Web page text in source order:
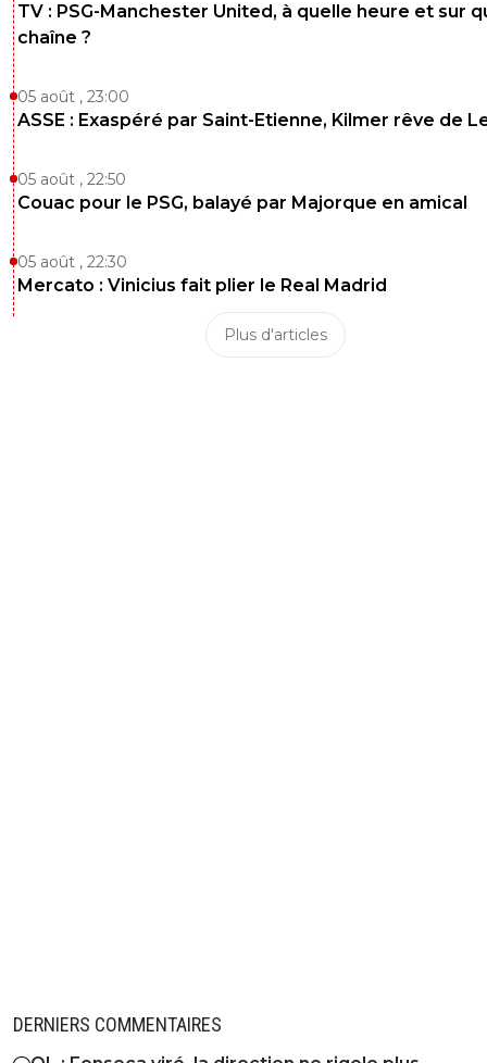
TV : PSG-Manchester United, à quelle heure et sur
chaîne ?
05 août , 23:00
ASSE : Exaspéré par Saint-Etienne, Kilmer rêve de
05 août , 22:50
Couac pour le PSG, balayé par Majorque en amical
05 août , 22:30
Mercato : Vinicius fait plier le Real Madrid
Plus d'articles
DERNIERS COMMENTAIRES